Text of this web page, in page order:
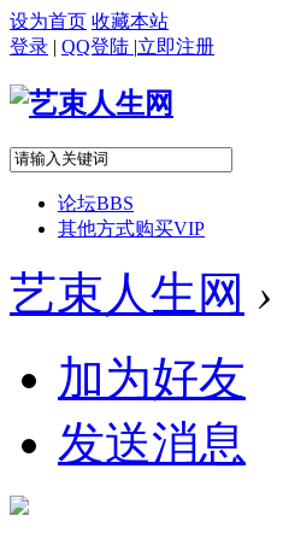
设为首页 收藏本站
登录 | QQ登陆 |立即注册
论坛BBS
其他方式购买VIP
艺束人生网 ›
加为好友
发送消息